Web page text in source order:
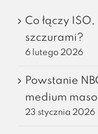
Co łączy
szczurami?
6 lutego 2026
Powstanie
medium
23 stycznia 2026